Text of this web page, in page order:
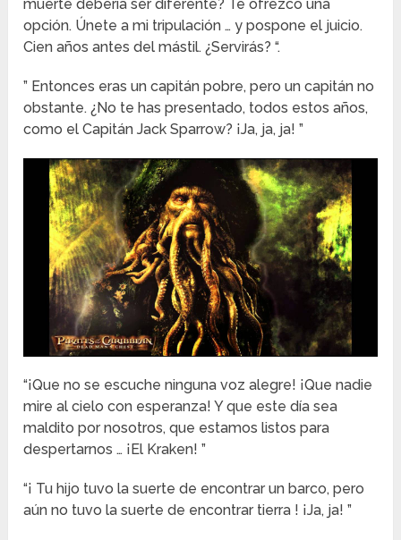
muerte debería ser diferente? Te ofrezco una
opción. Únete a mi tripulación … y pospone el juicio.
Cien años antes del mástil. ¿Servirás? “.
” Entonces eras un capitán pobre, pero un capitán no
obstante. ¿No te has presentado, todos estos años,
como el Capitán Jack Sparrow? ¡Ja, ja, ja! ”
“¡Que no se escuche ninguna voz alegre! ¡Que nadie
mire al cielo con esperanza! Y que este día sea
maldito por nosotros, que estamos listos para
despertarnos … ¡El Kraken! ”
“¡ Tu hijo tuvo la suerte de encontrar un barco, pero
aún no tuvo la suerte de encontrar tierra ! ¡Ja, ja! ”